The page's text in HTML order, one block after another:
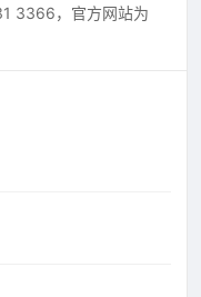
3366，官方网站为